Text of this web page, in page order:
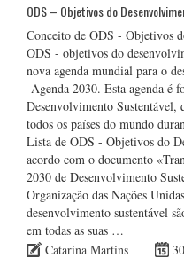
ODS – Objetivos do
Conceito de ODS - Objetivos
ODS - objetivos do
nova agenda mundial para o
Agenda 2030. Esta agenda é
Desenvolvimento Sustentável,
todos os países do mundo
Lista de ODS - Objetivos do
acordo com o documento
2030 de Desenvolvimento
Organização das Nações
desenvolvimento sustentável
em todas as suas …
Catarina Martins